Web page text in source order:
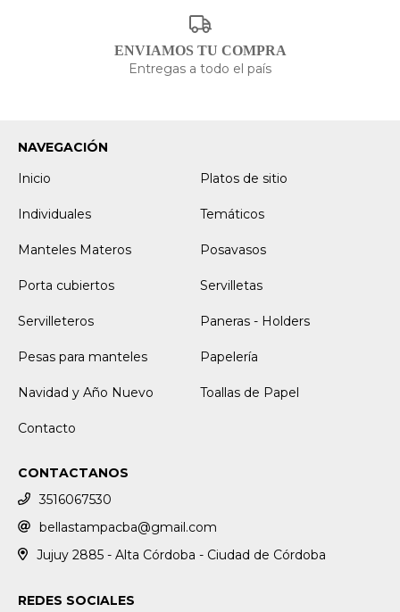
ENVIAMOS TU COMPRA
Entregas a todo el país
NAVEGACIÓN
Inicio
Platos de sitio
Individuales Temáticos
Manteles Materos Posavasos
Porta cubiertos Servilletas
Servilleteros Paneras - Holders
Pesas para manteles Papelería
Navidad y Año Nuevo Toallas de Papel
Contacto
CONTACTANOS
3516067530
bellastampacba@gmail.com
Jujuy 2885 - Alta Córdoba - Ciudad de Córdoba
REDES SOCIALES